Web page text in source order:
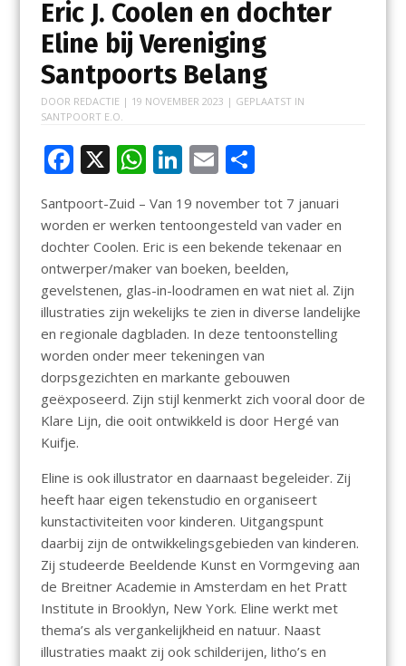
Eric J. Coolen en dochter
Eline bij Vereniging
Santpoorts Belang
DOOR REDACTIE | 19 NOVEMBER 2023 | GEPLAATST IN
SANTPOORT E.O.
F
e
b
o
o
k
X W
at
s
A
p
p
Li
k
e
dI
n
E
m
ai
l
D
e
n
Santpoort-Zuid – Van 19 november tot 7 januari
worden er werken tentoongesteld van vader en
dochter Coolen. Eric is een bekende tekenaar en
ontwerper/maker van boeken, beelden,
gevelstenen, glas-in-loodramen en wat niet al. Zijn
illustraties zijn wekelijks te zien in diverse landelijke
en regionale dagbladen. In deze tentoonstelling
worden onder meer tekeningen van
dorpsgezichten en markante gebouwen
geëxposeerd. Zijn stijl kenmerkt zich vooral door de
Klare Lijn, die ooit ontwikkeld is door Hergé van
Kuifje.
Eline is ook illustrator en daarnaast begeleider. Zij
heeft haar eigen tekenstudio en organiseert
kunstactiviteiten voor kinderen. Uitgangspunt
daarbij zijn de ontwikkelingsgebieden van kinderen.
Zij studeerde Beeldende Kunst en Vormgeving aan
de Breitner Academie in Amsterdam en het Pratt
Institute in Brooklyn, New York. Eline werkt met
thema’s als vergankelijkheid en natuur. Naast
illustraties maakt zij ook schilderijen, litho’s en